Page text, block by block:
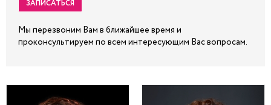
ЗАПИСАТЬСЯ
Мы перезвоним Вам в ближайшее время и
проконсультируем по всем интересующим Вас вопросам.